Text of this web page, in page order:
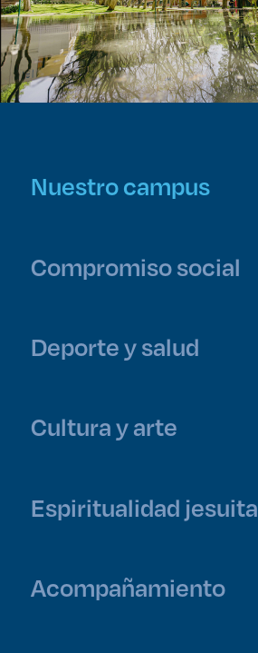
Nuestro campus
Compromiso social
Deporte y salud
Cultura y arte
Espiritualidad jesuita
Acompañamiento